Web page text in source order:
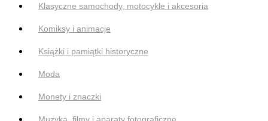
Klasyczne samochody, motocykle i akcesoria
Komiksy i animacje
Książki i pamiątki historyczne
Moda
Monety i znaczki